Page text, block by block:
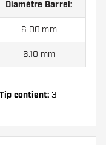
Diamètre Barrel:
6.00 mm
6.10 mm
contient: 3